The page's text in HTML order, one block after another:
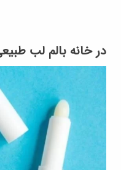
در خانه بالم لب